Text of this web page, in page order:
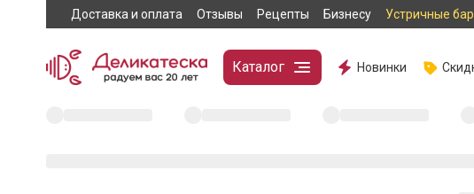
Доставка и оплата Отзывы Рецепты Бизнесу Устричные
Каталог Новинки